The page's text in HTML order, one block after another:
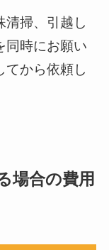
清掃、引越し
同時にお願い
てから依頼し
場合の費用